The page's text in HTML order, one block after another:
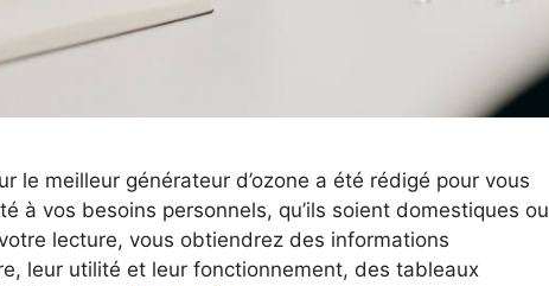
le meilleur générateur d’ozone a été rédigé pour vous
à vos besoins personnels, qu’ils soient domestiques ou
lecture, vous obtiendrez des informations
leur utilité et leur fonctionnement, des tableaux